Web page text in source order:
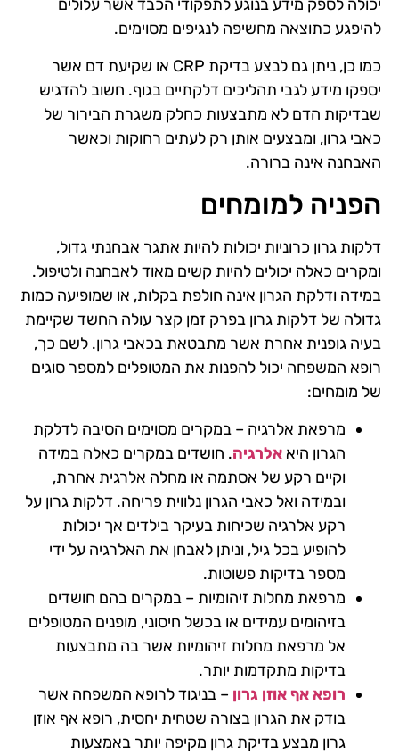
יכולה לספק מידע בנוגע לתפקודי הכבד אשר עלולים
להיפגע כתוצאה מחשיפה לנגיפים מסוימים.
כמו כן, ניתן גם לבצע בדיקת CRP או שקיעת דם אשר
יספקו מידע לגבי תהליכים דלקתיים בגוף. חשוב להדגיש
שבדיקות הדם לא מתבצעות כחלק משגרת הבירור של
כאבי גרון, ומבצעים אותן רק לעתים רחוקות וכאשר
האבחנה אינה ברורה.
הפניה למומחים
דלקות גרון כרוניות יכולות להיות אתגר אבחנתי גדול,
ומקרים כאלה יכולים להיות קשים מאוד לאבחנה ולטיפול.
במידה ודלקת הגרון אינה חולפת בקלות, או שמופיעה כמות
גדולה של דלקות גרון בפרק זמן קצר עולה החשד שקיימת
בעיה גופנית אחרת אשר מתבטאת בכאבי גרון. לשם כך,
רופא המשפחה יכול להפנות את המטופלים למספר סוגים
של מומחים:
מרפאת אלרגיה – במקרים מסוימים הסיבה לדלקת
הגרון היא אלרגיה. חושדים במקרים כאלה במידה
וקיים רקע של אסתמה או מחלה אלרגית אחרת,
ובמידה ואל כאבי הגרון נלווית פריחה. דלקות גרון על
רקע אלרגיה שכיחות בעיקר בילדים אך יכולות
להופיע בכל גיל, וניתן לאבחן את האלרגיה על ידי
מספר בדיקות פשוטות.
מרפאת מחלות זיהומיות – במקרים בהם חושדים
בזיהומים עמידים או בכשל חיסוני, מופנים המטופלים
אל מרפאת מחלות זיהומיות אשר בה מתבצעות
בדיקות מתקדמות יותר.
רופא אף אוזן גרון – בניגוד לרופא המשפחה אשר
בודק את הגרון בצורה שטחית יחסית, רופא אף אוזן
גרון מבצע בדיקת גרון מקיפה יותר באמצעות